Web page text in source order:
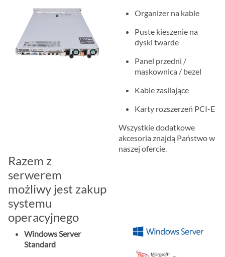
Organizer na kable
Puste kieszenie na
dyski twarde
Panel przedni /
maskownica / bezel
Kable zasilające
Karty rozszerzeń PCI-E
Wszystkie dodatkowe
akcesoria znajdą Państwo w
naszej ofercie.
Razem z
serwerem
możliwy jest zakup
systemu
operacyjnego
Windows Server
Standard